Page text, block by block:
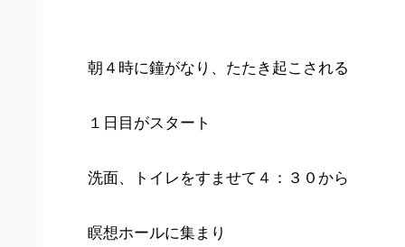
朝４時に鐘がなり、たたき起こされる
１日目がスタート
洗面、トイレをすませて４：３０から
瞑想ホールに集まり